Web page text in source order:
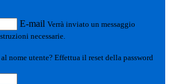
E-mail Verrà inviato un messaggio
necessarie.
nome utente? Effettua il reset della password